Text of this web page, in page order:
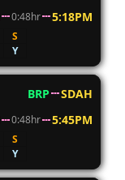
0:48hr 5:18PM
S
Y
BRP
SDAH
0:48hr 5:45PM
S
Y